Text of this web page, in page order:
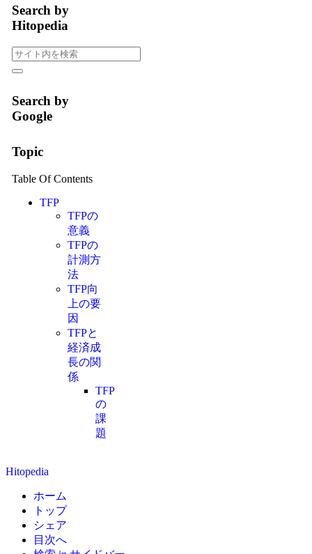
Search by
Hitopedia
Search by
Google
Topic
Table Of Contents
TFP
TFPの
意義
TFPの
計測方
法
TFP向
上の要
因
TFPと
経済成
長の関
係
TFP
の
課
題
Hitopedia
ホーム
トップ
シェア
目次へ